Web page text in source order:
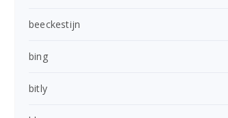
beeckestijn
bing
bitly